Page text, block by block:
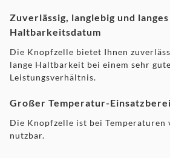
Zuverlässig, langlebig und langes
Haltbarkeitsdatum
Die Knopfzelle bietet Ihnen
lange Haltbarkeit bei einem sehr
Leistungsverhältnis.
Großer Temperatur-
Die Knopfzelle ist bei Temperaturen
nutzbar.